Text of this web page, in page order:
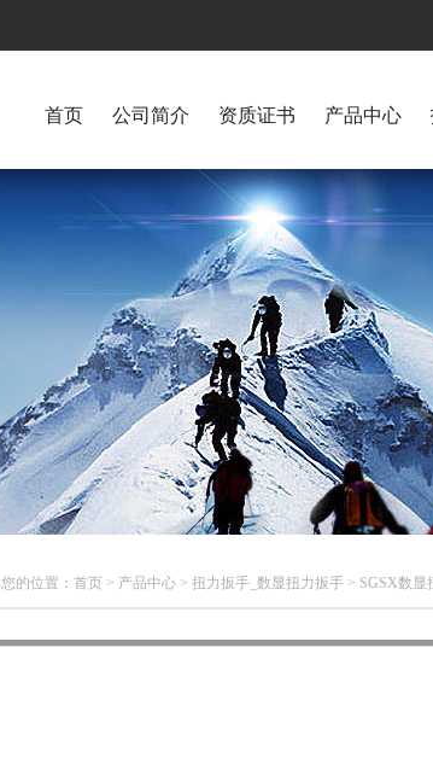
首页 公司简介 资质证书 产品中心
您的位置： 首页 > 产品中心 > 扭力扳手_数显扭力扳手 > SGSX数显